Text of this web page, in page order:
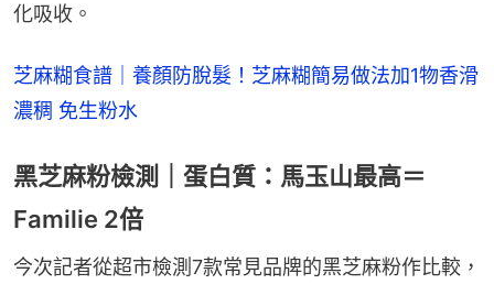
化吸收。
芝麻糊食譜｜養顏防脫髮！芝麻糊簡易做法加1物香滑
濃稠 免生粉水
黑芝麻粉檢測｜蛋白質：馬玉山最高＝
Familie 2倍
今次記者從超市檢測7款常見品牌的黑芝麻粉作比較，